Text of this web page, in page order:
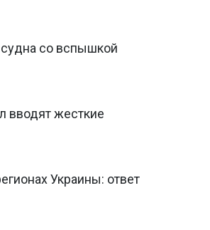
со вспышкой
вводят жесткие
Украины: ответ